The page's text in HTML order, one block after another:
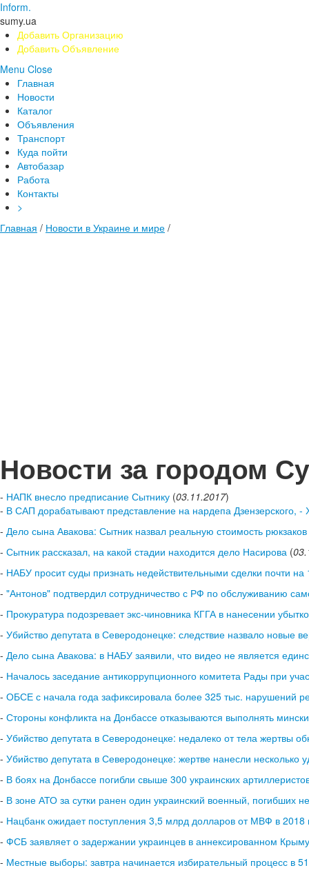
Inform.
sumy.ua
Добавить Организацию
Добавить Объявление
Menu Close
Главная
Новости
Каталог
Объявления
Транспорт
Куда пойти
Автобазар
Работа
Контакты
>
Главная / Новости в Украине и мире /
Новости за городом
- НАПК внесло предписание Сытнику (03.11.2017)
- В САП дорабатывают представление на нардепа Дзензерского, -
- Дело сына Авакова: Сытник назвал реальную стоимость рюкзаков
- Сытник рассказал, на какой стадии находится дело Насирова (
- НАБУ просит суды признать недействительными сделки почти
- "Антонов" подтвердил сотрудничество с РФ по обслуживанию
- Прокуратура подозревает экс-чиновника КГГА в нанесении
- Убийство депутата в Северодонецке: следствие назвало новые
- Дело сына Авакова: в НАБУ заявили, что видео не является
- Началось заседание антикоррупционного комитета Рады при
- ОБСЕ с начала года зафиксировала более 325 тыс. нарушений
- Стороны конфликта на Донбассе отказываются выполнять
- Убийство депутата в Северодонецке: недалеко от тела жертвы
- Убийство депутата в Северодонецке: жертве нанесли несколько
- В боях на Донбассе погибли свыше 300 украинских
- В зоне АТО за сутки ранен один украинский военный, погибших
- Нацбанк ожидает поступления 3,5 млрд долларов от МВФ в 2018
- ФСБ заявляет о задержании украинцев в аннексированном Крыму
- Местные выборы: завтра начинается избирательный процесс в